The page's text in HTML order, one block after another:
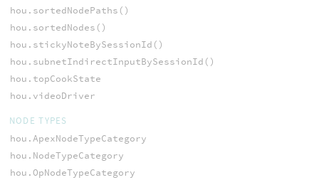
hou.sortedNodePaths()
hou.sortedNodes()
hou.stickyNoteBySessionId()
hou.subnetIndirectInputBySessionId()
hou.topCookState
hou.videoDriver
NODE TYPES
hou.ApexNodeTypeCategory
hou.NodeTypeCategory
hou.OpNodeTypeCategory